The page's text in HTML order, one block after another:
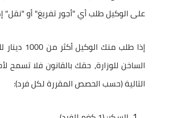
على الوكيل طلب أي "أجور تفريغ" أو "نقل"
إذا طلب
الساخن للوزارة، حقك بالقانون فلا تسمح
التالية (حسب الحصص المقررة لكل فرد):